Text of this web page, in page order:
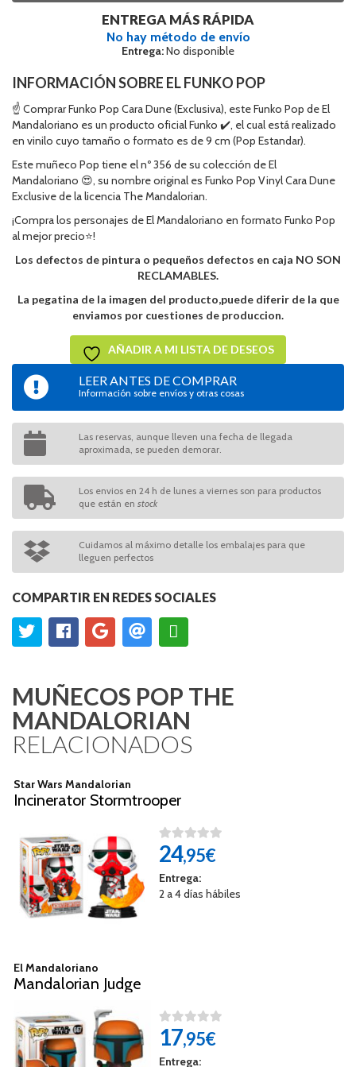
ENTREGA MÁS RÁPIDA
No hay método de envío
Entrega:No disponible
INFORMACIÓN SOBRE EL FUNKO POP
☝ Comprar Funko Pop Cara Dune (Exclusiva), este Funko Pop de El
Mandaloriano es un producto oficial Funko ✔️, el cual está realizado
en vinilo cuyo tamaño o formato es de 9 cm (Pop Estandar).
Este muñeco Pop tiene el nº 356 de su colección de El
Mandaloriano 😍, su nombre original es Funko Pop Vinyl Cara Dune
Exclusive de la licencia The Mandalorian.
¡Compra los personajes de El Mandaloriano en formato Funko Pop
al mejor precio⭐!
Los defectos de pintura o pequeños defectos en caja NO SON
RECLAMABLES.
La pegatina de la imagen del producto,puede diferir de la que
enviamos por cuestiones de produccion.
AÑADIR A MI LISTA DE DESEOS
LEER ANTES DE COMPRAR
Información sobre envíos y otras cosas
Las reservas, aunque lleven una fecha de llegada
aproximada, se pueden demorar.
Los envios en 24 h de lunes a viernes son para productos
que están en stock
Cuidamos al máximo detalle los embalajes para que
lleguen perfectos
COMPARTIR EN REDES SOCIALES
MUÑECOS POP THE
MANDALORIAN
RELACIONADOS
Star Wars Mandalorian
Incinerator Stormtrooper
24,95€
Entrega:
2 a 4 días hábiles
El Mandaloriano
Mandalorian Judge
17,95€
Entrega: